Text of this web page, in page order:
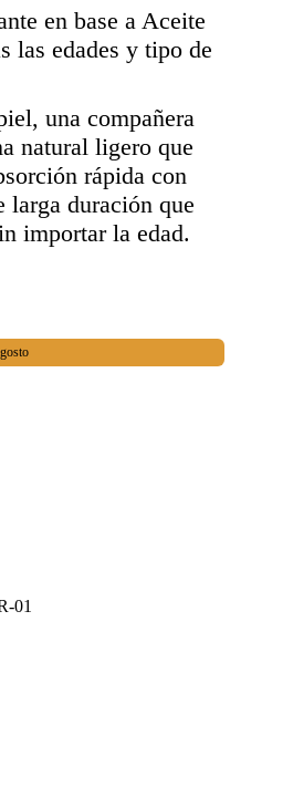
en base a Aceite
las edades y tipo de
una compañera
natural ligero que
rápida con
larga duración que
importar la edad.
01